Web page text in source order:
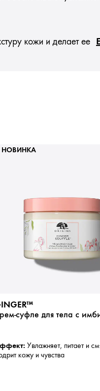
кожи и делает ее
НОВИНКА
суфле для тела с
Увлажняет, питает и
кожу и чувства